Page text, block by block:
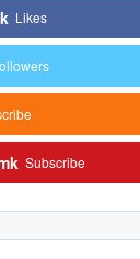
Likes
Subscribe